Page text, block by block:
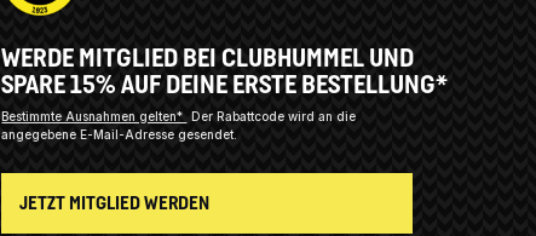
WERDE MITGLIED BEI CLUBHUMMEL UND
SPARE 15% AUF DEINE ERSTE BESTELLUNG*
Bestimmte Ausnahmen gelten*
Der Rabattcode wird an die
angegebene E-Mail-Adresse gesendet.
JETZT MITGLIED WERDEN